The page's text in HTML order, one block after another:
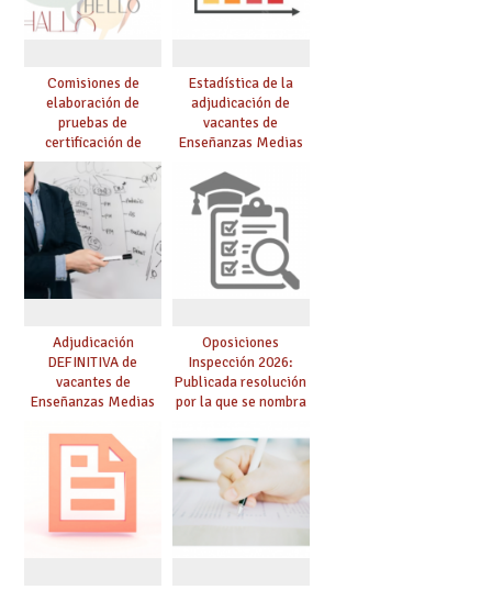
Comisiones de
elaboración de
pruebas de
certificación de
competencia
lingüística: publicada
resolución definitiva
Estadística de la
adjudicación de
vacantes de
Enseñanzas Medias
Adjudicación
DEFINITIVA de
vacantes de
Enseñanzas Medias
Oposiciones
Inspección 2026:
Publicada resolución
por la que se nombra
prácticas, se regulan
dichas prácticas y se
convoca acto público
de adjudicación